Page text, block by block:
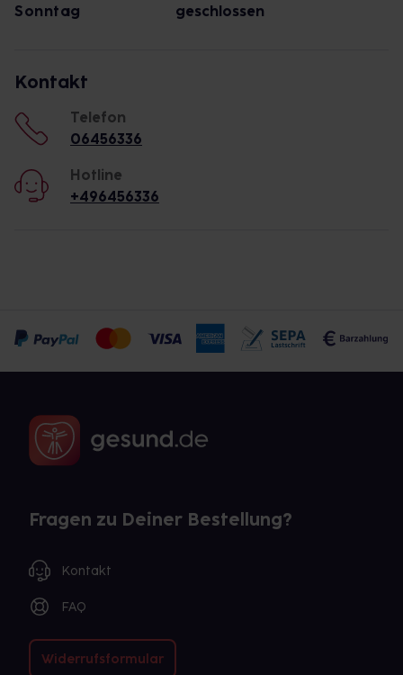
Sonntag
geschlossen
Kontakt
Telefon
06456336
Hotline
+496456336
Fragen zu Deiner Bestellung?
Kontakt
FAQ
Widerrufsformular